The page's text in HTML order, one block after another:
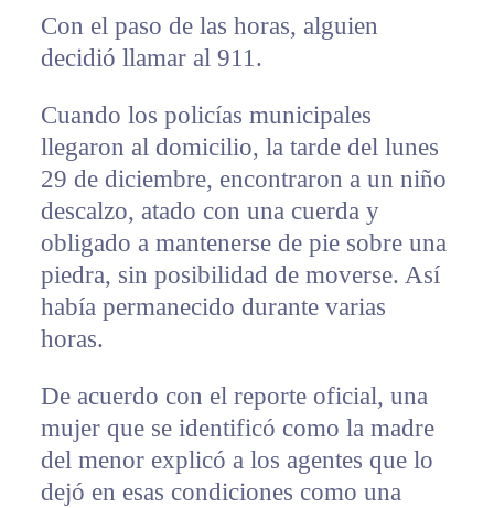
Con el paso de las horas, alguien
decidió llamar al 911.
Cuando los policías municipales
llegaron al domicilio, la tarde del lunes
29 de diciembre, encontraron a un niño
descalzo, atado con una cuerda y
obligado a mantenerse de pie sobre una
piedra, sin posibilidad de moverse. Así
había permanecido durante varias
horas.
De acuerdo con el reporte oficial, una
mujer que se identificó como la madre
del menor explicó a los agentes que lo
dejó en esas condiciones como una